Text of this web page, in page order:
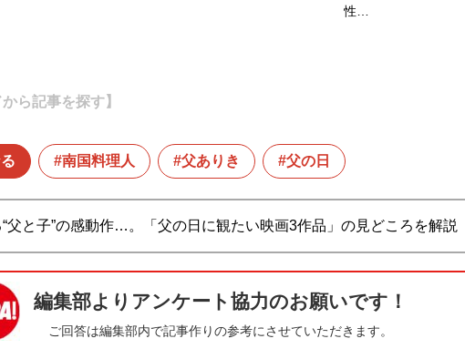
性…
ら記事を探す】
南国料理人 父ありき 父の日
父と子”の感動作…。「父の日に観たい映画3作品」の見どころを解説